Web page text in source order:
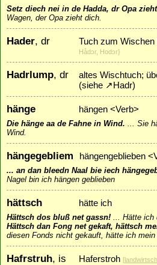
Setz diech nei in de Hadda, dr Opa
Wagen, der Opa zieht dich.
Hader, dr Tuch zum
Hådɔr, Hodɔr}
Hadrlump, dr
altes Wischtuch;
(siehe ↗ Hadr)
hänge hängen <Verb>
Die hänge aa de Fahne in Wind. ... Sie
Wind.
hängegebliem hängengeblieben
... an dan bleedn Naal bie iech
Nagel bin ich hängen geblieben
hättsch hätte ich
Hättsch dos bluß net gassn! ... Hätte ich
Hättsch dan Fong net gekaft, hättsch
diesen Fonds nicht gekauft, hätte ich mein
Hafrstruh, is Haferstroh [